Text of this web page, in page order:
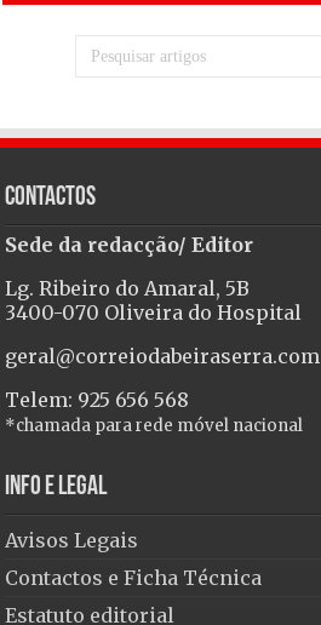
Contactos
Sede da redacção/ Editor
Lg. Ribeiro do Amaral, 5B
3400-070 Oliveira do Hospital
geral@correiodabeiraserra.com
Telem: 925 656 568
*chamada para rede móvel nacional
Info e Legal
Avisos Legais
Contactos e Ficha Técnica
Estatuto editorial